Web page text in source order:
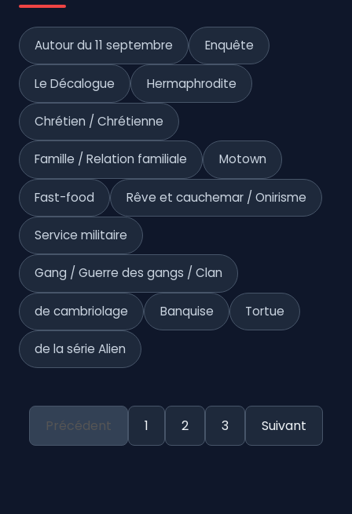
Autour du 11 septembre Enquête
Le Décalogue Hermaphrodite
Chrétien / Chrétienne
Famille / Relation familiale Motown
Fast-food Rêve et cauchemar / Onirisme
Service militaire
Gang / Guerre des gangs / Clan
de cambriolage Banquise Tortue
de la série Alien
Précédent 1 2 3 Suivant